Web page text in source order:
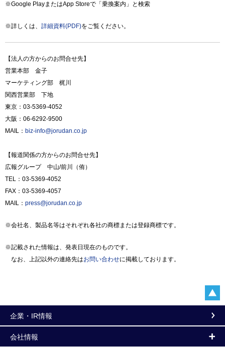
※Google PlayまたはApp Storeで「乗換案内」と検索
※詳しくは、 詳細資料(PDF)をご覧ください。
【法人の方からのお問合せ先】
営業本部 金子
マーケティング部 梶川
関西営業部 下地
東京：03-5369-4052
大阪：06-6292-9500
MAIL： biz-info@jorudan.co.jp
【報道関係の方からのお問合せ先】
広報グループ 中山/前川（侑）
TEL：03-5369-4052
FAX：03-5369-4057
MAIL： press@jorudan.co.jp
※会社名、製品名等はそれぞれ各社の商標または登録商標です。
※記載された情報は、発表日現在のものです。
なお、上記以外の連絡先はお問い合わせに掲載しております。
企業・IR情報
会社情報